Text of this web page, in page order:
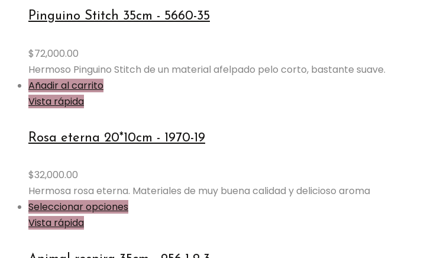
múltiples
se
la
producto
Pinguino Stitch 35cm - 5660-35
$72,000.00
Hermoso Pinguino Stitch de un material afelpado pelo corto, bastante suave.
Añadir al carrito
Vista rápida
Rosa eterna 20*10cm - 1970-19
$32,000.00
Hermosa rosa eterna. Materiales de muy buena calidad y delicioso aroma
Seleccionar opciones
múltiples
Vista rápida